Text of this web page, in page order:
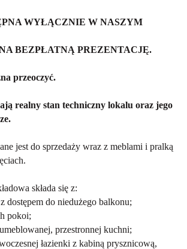
WYŁĄCZNIE W NASZYM
BEZPŁATNĄ PREZENTACJĘ.
przeoczyć.
realny stan techniczny lokalu oraz jego
jest do sprzedaży wraz z meblami i pralką
składa się z:
dostępem do niedużego balkonu;
pokoi;
przestronnej kuchni;
łazienki z kabiną prysznicową,